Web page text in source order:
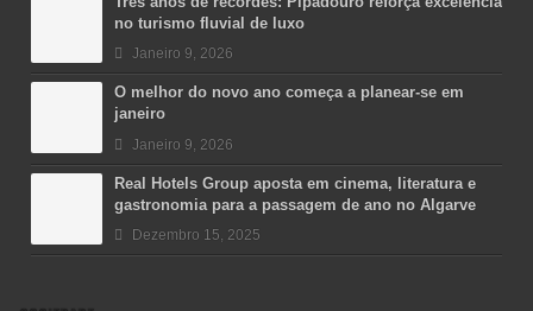
no turismo fluvial de luxo
Janeiro 9, 2026
O melhor do novo ano começa a planear-se em
janeiro
Janeiro 9, 2026
Real Hotels Group aposta em cinema, literatura e
gastronomia para a passagem de ano no Algarve
Dezembro 15, 2025